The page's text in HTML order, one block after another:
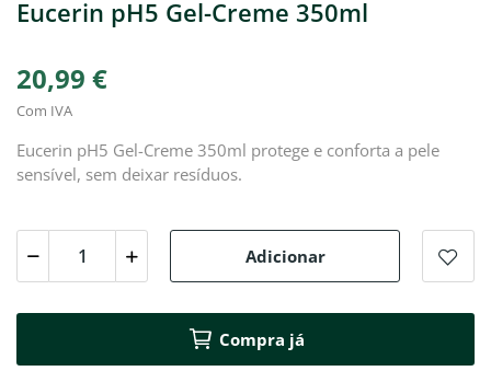
Eucerin pH5 Gel-Creme 350ml
20,99 €
Com IVA
Eucerin pH5 Gel-Creme 350ml protege e conforta a pele
sensível, sem deixar resíduos.
Adicionar
Compra já